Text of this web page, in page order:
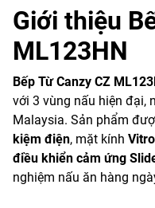
Giới thiệu
ML123HN
Bếp Từ Canzy CZ
với 3 vùng nấu hiện đại,
Malaysia. Sản phẩm
kiệm điện, mặt kính
điều khiển cảm ứng
nghiệm nấu ăn hàng